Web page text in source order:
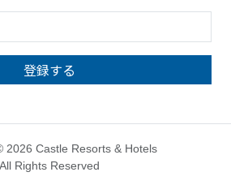
2026 Castle Resorts & Hotels
All Rights Reserved